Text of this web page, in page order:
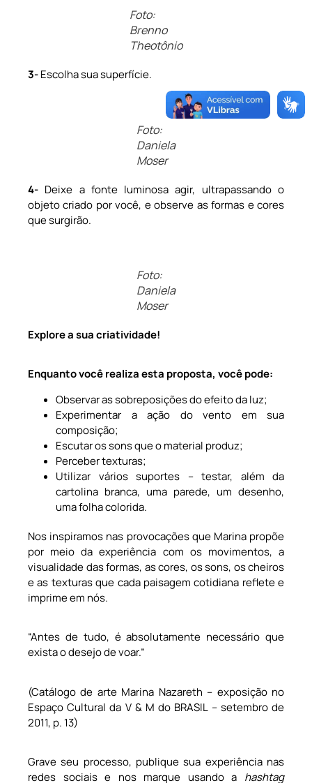
Foto:
Brenno
Theotônio
3-Escolha sua superfície.
Foto:
Daniela
Moser
4- Deixe a fonte luminosa agir, ultrapassando o
objeto criado por você, e observe as formas e cores
que surgirão.
Foto:
Daniela
Moser
Explore a sua criatividade!
Enquanto você realiza esta proposta, você pode:
Observar as sobreposições do efeito da luz;
Experimentar a ação do vento em sua
composição;
Escutar os sons que o material produz;
Perceber texturas;
Utilizar vários suportes – testar, além da
cartolina branca, uma parede, um desenho,
uma folha colorida.
Nos inspiramos nas provocações que Marina propõe
por meio da experiência com os movimentos, a
visualidade das formas, as cores, os sons, os cheiros
e as texturas que cada paisagem cotidiana reflete e
imprime em nós.
“Antes de tudo, é absolutamente necessário que
exista o desejo de voar.”
(Catálogo de arte Marina Nazareth – exposição no
Espaço Cultural da V & M do BRASIL – setembro de
2011, p. 13)
Grave seu processo, publique sua experiência nas
redes sociais e nos marque usando a hashtag